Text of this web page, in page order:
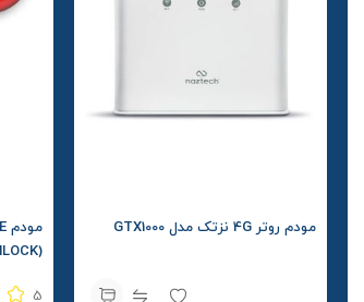
مودم روتر 4G نزتک مدل GTX1000
(UNLOCK) مدل TF-i60 G1
5